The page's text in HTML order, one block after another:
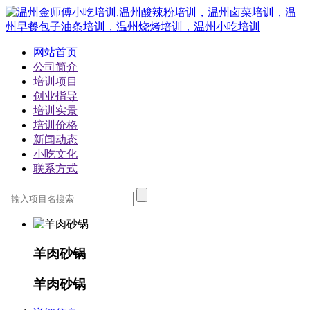
网站首页
公司简介
培训项目
创业指导
培训实景
培训价格
新闻动态
小吃文化
联系方式
羊肉砂锅
羊肉砂锅